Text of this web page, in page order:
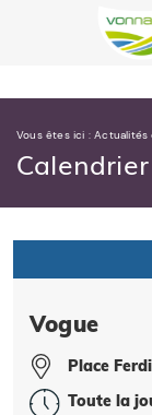
Vous êtes ici :Actualités
Vogue
Place
Toute la